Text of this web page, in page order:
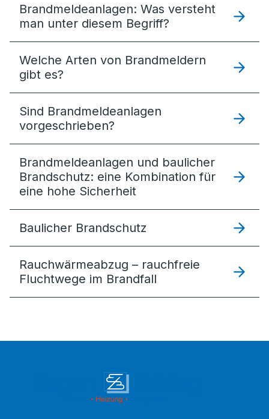
Brandmeldeanlagen: Was versteht
man unter diesem Begriff?
Welche Arten von Brandmeldern
gibt es?
Sind Brandmeldeanlagen
vorgeschrieben?
Brandmeldeanlagen und baulicher
Brandschutz: eine Kombination für
eine hohe Sicherheit
Baulicher Brandschutz
Rauchwärme­abzug – rauchfreie
Fluchtwege im Brandfall